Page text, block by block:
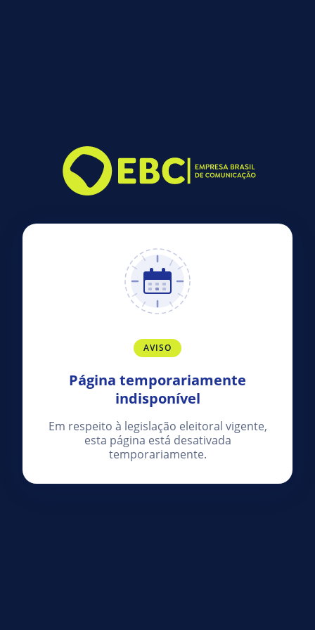
AVISO
Página temporariamente
indisponível
Em respeito à legislação eleitoral vigente,
esta página está desativada
temporariamente.